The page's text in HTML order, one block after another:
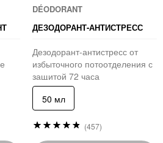
DÉODORANT
ДЕЗОДОРАНТ-АНТИСТРЕСС
Дезодорант-антистресс от
избыточного потоотделения с
защитой 72 часа
50 мл
Рейтинг: (457)